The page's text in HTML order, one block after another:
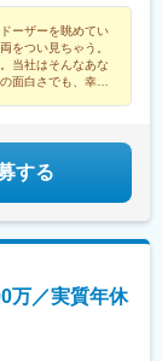
越】愛知、岐
【近畿】大阪、
広島、山口、岡
・沖縄】福岡、
残業代等はこれら
円／メーカーリ
／メーカー海外
万円／メーカ
510万円／国産
ーザーを眺めてい
をつい見ちゃう。
当社はそんなあな
面白さでも、幸せ
する
万／実質年休